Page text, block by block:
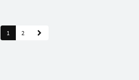
1 2